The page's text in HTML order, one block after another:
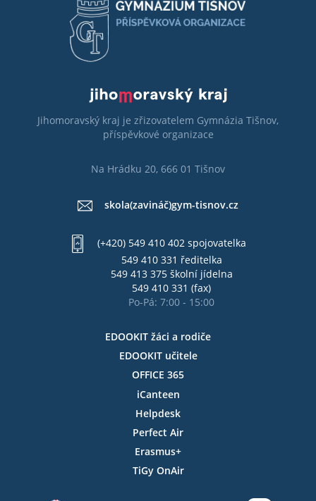
Jihomoravský kraj je zřizovatelem Gymnázia Tišnov,
příspěvkové organizace
Na Hrádku 20, 666 01 Tišnov
skola(zavináč)gym-tisnov.cz
(+420) 549 410 402 spojovatelka
549 410 331 ředitelka
549 413 375 školní jídelna
549 410 331 (fax)
Po-Pá: 7:00 - 15:00
EDOOKIT žáci a rodiče
EDOOKIT učitele
OFFICE 365
iCanteen
Helpdesk
Perfect Air
Erasmus+
TiGy OnAir